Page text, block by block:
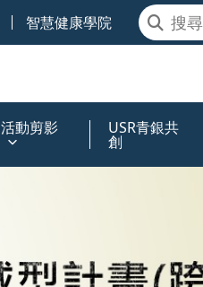
智慧健康學院
活動剪影 USR青銀共
創